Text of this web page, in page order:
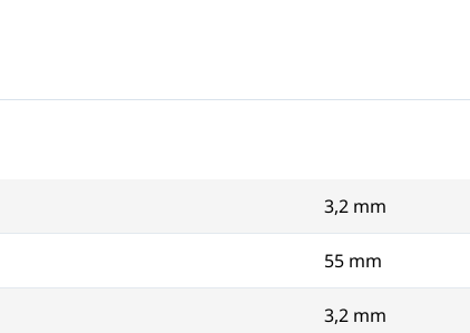
3,2 mm
55 mm
3,2 mm